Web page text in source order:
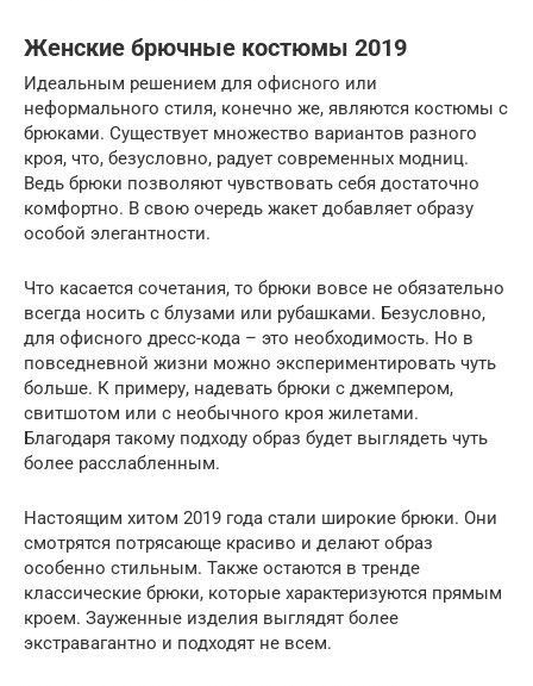
Женские брючные костюмы 2019
Идеальным решением для офисного или
неформального стиля, конечно же, являются костюмы с
брюками. Существует множество вариантов разного
кроя, что, безусловно, радует современных модниц.
Ведь брюки позволяют чувствовать себя достаточно
комфортно. В свою очередь жакет добавляет образу
особой элегантности.
Что касается сочетания, то брюки вовсе не обязательно
всегда носить с блузами или рубашками. Безусловно,
для офисного дресс-кода – это необходимость. Но в
повседневной жизни можно экспериментировать чуть
больше. К примеру, надевать брюки с джемпером,
свитшотом или с необычного кроя жилетами.
Благодаря такому подходу образ будет выглядеть чуть
более расслабленным.
Настоящим хитом 2019 года стали широкие брюки. Они
смотрятся потрясающе красиво и делают образ
особенно стильным. Также остаются в тренде
классические брюки, которые характеризуются прямым
кроем. Зауженные изделия выглядят более
экстравагантно и подходят не всем.